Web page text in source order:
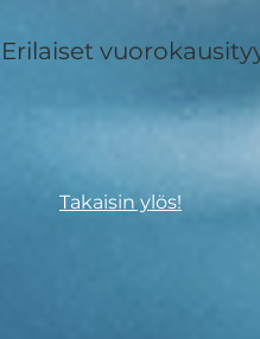
Erilaiset
Takaisin ylös!